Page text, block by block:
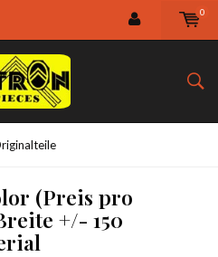
0
(Preis pro
+/- 150